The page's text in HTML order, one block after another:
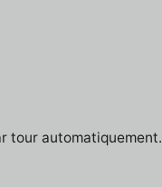
tour automatiquement.